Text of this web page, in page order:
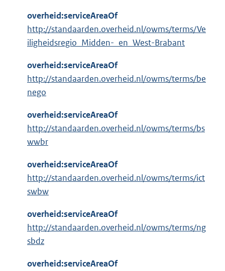
overheid:serviceAreaOf
http://standaarden.overheid.nl/owms/terms/Ve
iligheidsregio_Midden-_en_West-Brabant
overheid:serviceAreaOf
http://standaarden.overheid.nl/owms/terms/be
nego
overheid:serviceAreaOf
http://standaarden.overheid.nl/owms/terms/bs
wwbr
overheid:serviceAreaOf
http://standaarden.overheid.nl/owms/terms/ict
swbw
overheid:serviceAreaOf
http://standaarden.overheid.nl/owms/terms/ng
sbdz
overheid:serviceAreaOf